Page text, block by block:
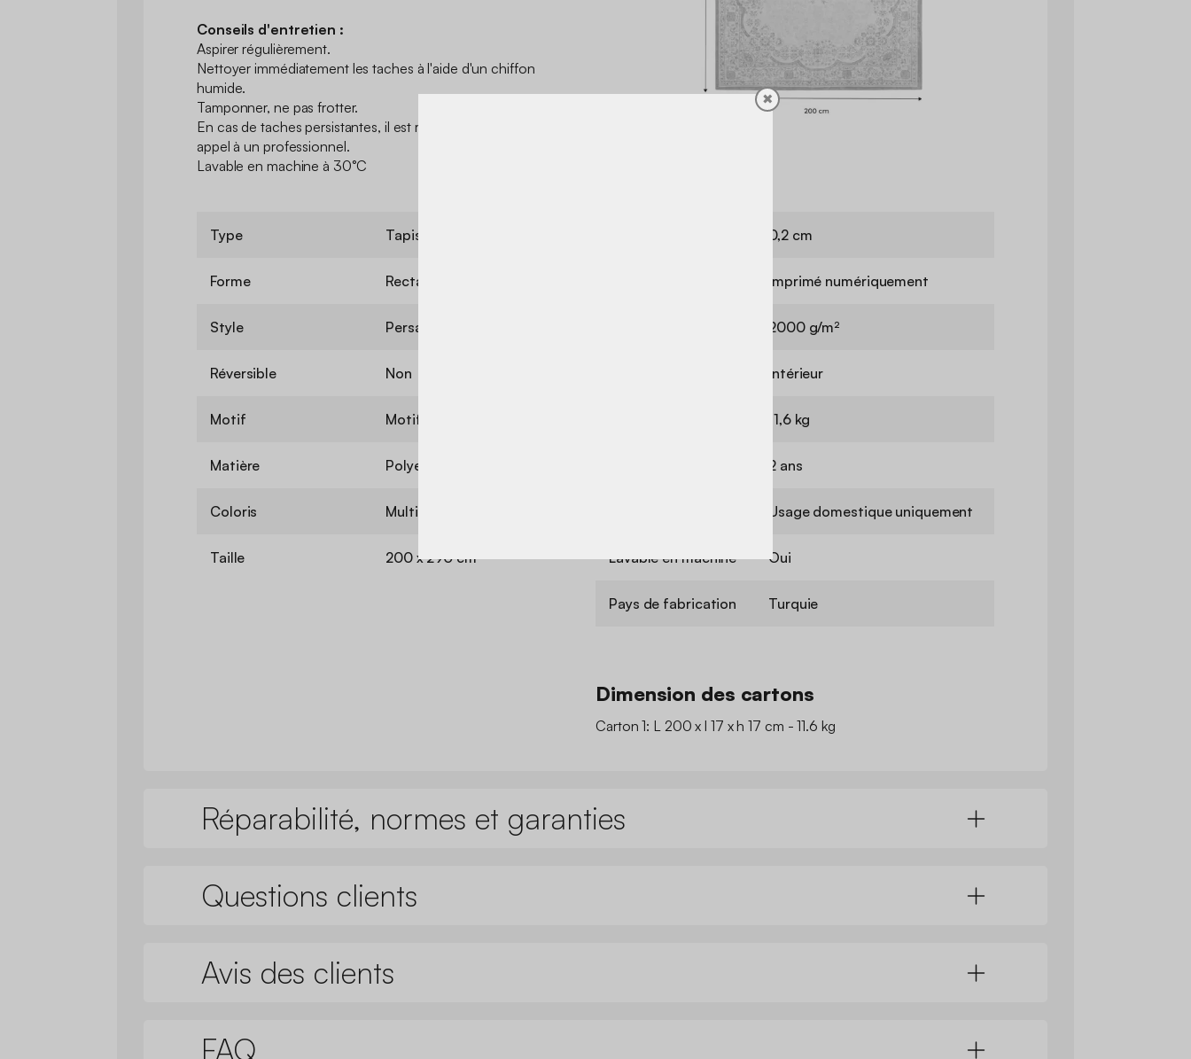
Conseils d'entretien :
Aspirer régulièrement.
Nettoyer immédiatement les taches à l'aide d'un chiffon
humide.
Tamponner, ne pas frotter.
En cas de taches persistantes, il est recommandé de faire
appel à un professionnel.
Lavable en machine à 30°C
Type Tapis
Forme Rectangulaire
Style Persan
Réversible Non
Motif Motifs
Matière Polyester
Coloris Multicolore
Taille 200 x 290 cm
0,2 cm
Imprimé numériquement
2000 g/m²
Intérieur
11,6 kg
2 ans
Usage domestique uniquement
Lavable en machine Oui
Pays de fabrication Turquie
Dimension des cartons
Carton 1: L 200 x l 17 x h 17 cm - 11.6 kg
Réparabilité, normes et garanties
Questions clients
Avis des clients
FAQ
✖